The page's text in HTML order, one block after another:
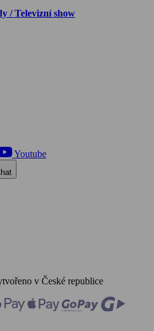
/ Televizní show
Youtube
v České republice